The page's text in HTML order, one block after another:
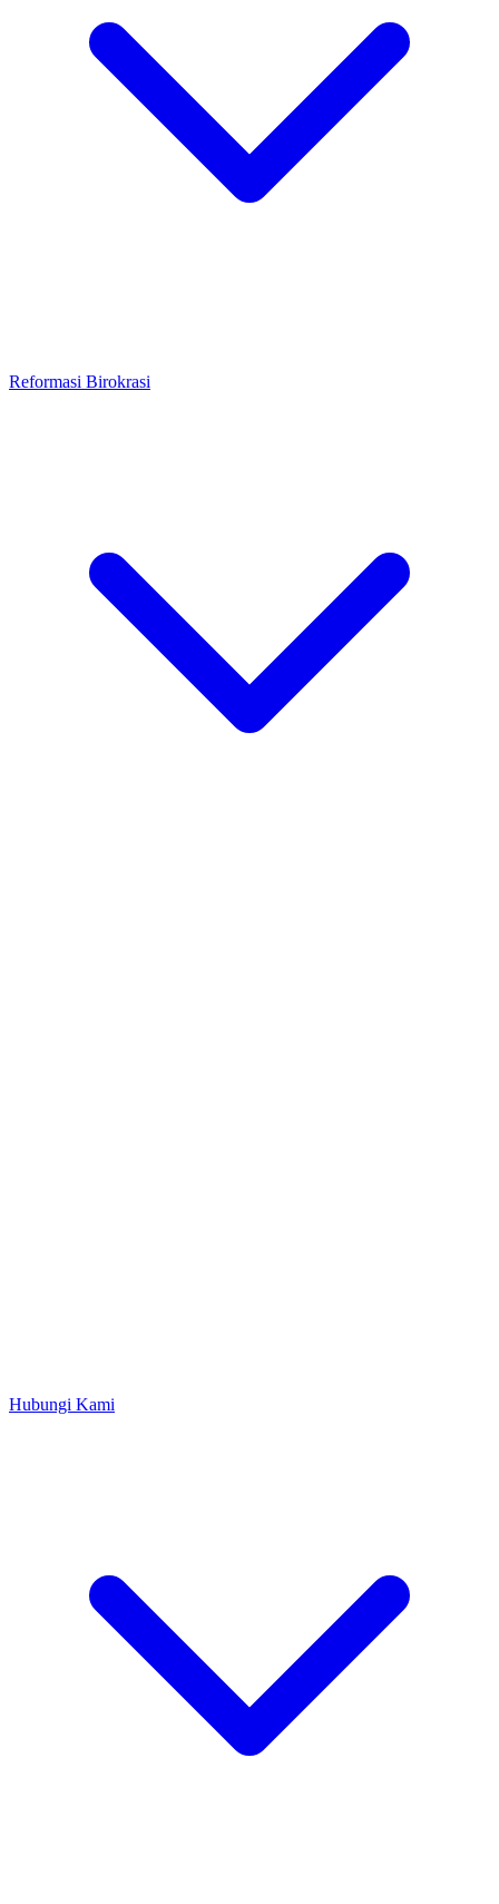
Reformasi Birokrasi
Hubungi Kami